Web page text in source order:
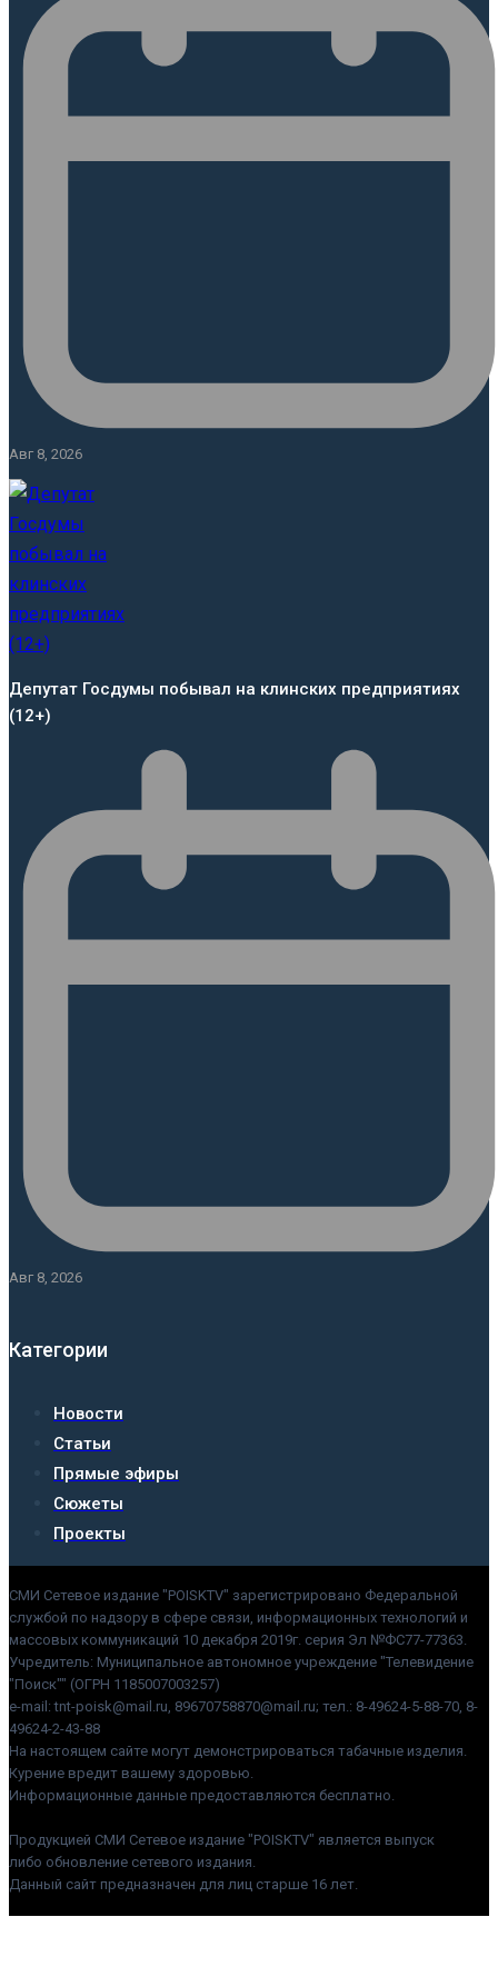
Авг 8, 2026
Депутат Госдумы побывал на клинских предприятиях
(12+)
Авг 8, 2026
Категории
Новости
Статьи
Прямые эфиры
Сюжеты
Проекты
СМИ Сетевое издание "POISKTV" зарегистрировано Федеральной
службой по надзору в сфере связи, информационных технологий и
массовых коммуникаций 10 декабря 2019г. серия Эл №ФС77-77363.
Учредитель: Муниципальное автономное учреждение "Телевидение
"Поиск"" (ОГРН 1185007003257)
e-mail: tnt-poisk@mail.ru, 89670758870@mail.ru; тел.: 8-49624-5-88-70, 8-
49624-2-43-88
На настоящем сайте могут демонстрироваться табачные изделия.
Курение вредит вашему здоровью.
Информационные данные предоставляются бесплатно.
Продукцией СМИ Сетевое издание "POISKTV" является выпуск
либо обновление сетевого издания.
Данный сайт предназначен для лиц старше 16 лет.